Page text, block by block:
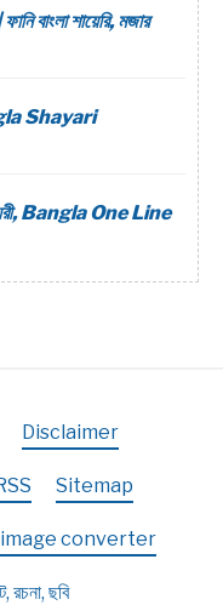
শায়েরি, মজার
Shayari
Bangla One Line
Disclaimer
Sitemap
converter
রচনা, ছবি